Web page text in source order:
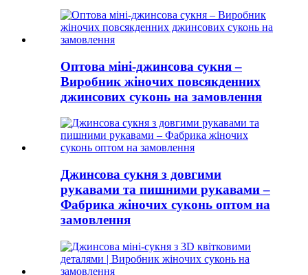
Оптова міні-джинсова сукня –
Виробник жіночих повсякденних
джинсових суконь на замовлення
Джинсова сукня з довгими
рукавами та пишними рукавами –
Фабрика жіночих суконь оптом на
замовлення